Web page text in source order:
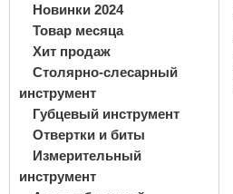
Новинки 2024
Товар месяца
Хит продаж
Столярно-слесарный
инструмент
Губцевый инструмент
Отвертки и биты
Измерительный
инструмент